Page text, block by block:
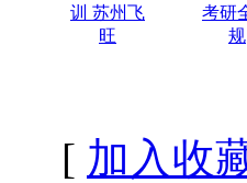
训 苏州飞
旺
考研
规
[ 加入收